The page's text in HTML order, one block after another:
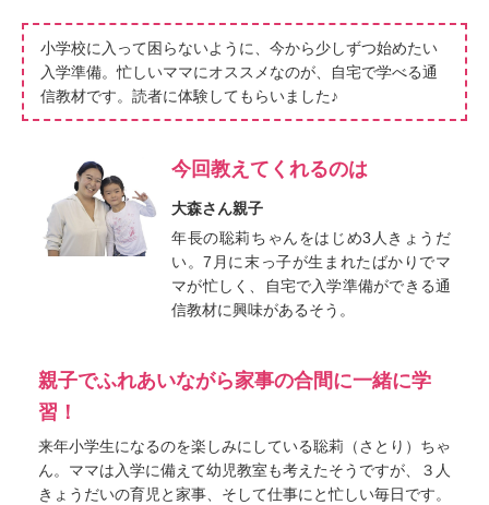
小学校に入って困らないように、今から少しずつ始めたい
入学準備。忙しいママにオススメなのが、自宅で学べる通
信教材です。読者に体験してもらいました♪
今回教えてくれるのは
大森さん親子
年長の聡莉ちゃんをはじめ3人きょうだ
い。7月に末っ子が生まれたばかりでマ
マが忙しく、自宅で入学準備ができる通
信教材に興味があるそう。
親子でふれあいながら家事の合間に一緒に学
習！
来年小学生になるのを楽しみにしている聡莉（さとり）ちゃ
ん。ママは入学に備えて幼児教室も考えたそうですが、３人
きょうだいの育児と家事、そして仕事にと忙しい毎日です。